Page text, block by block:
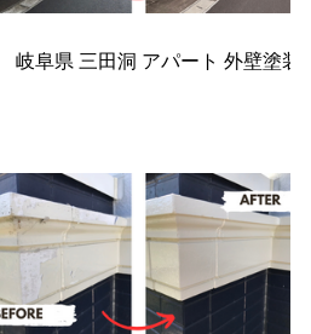
岐阜県 三田洞 アパート 外壁塗装